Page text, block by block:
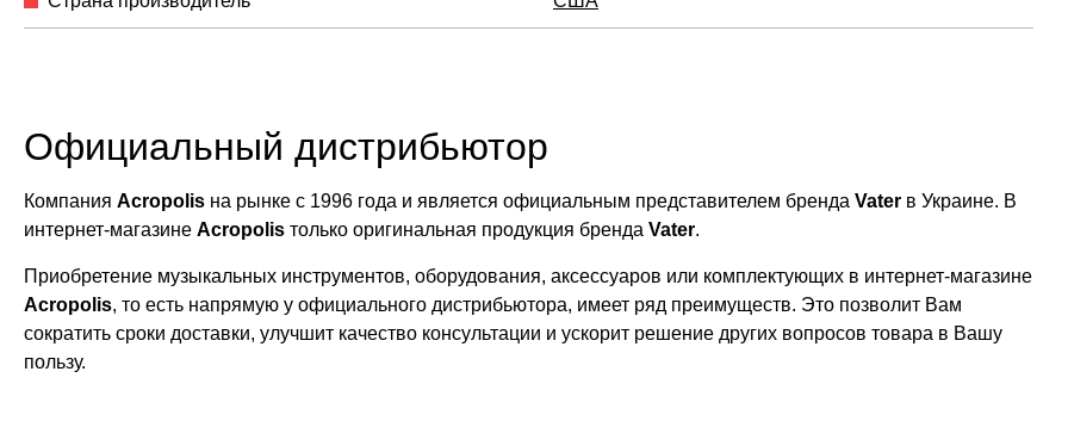
Официальный дистрибьютор
Компания Acropolis на рынке с 1996 года и является официальным представителем бренда Vater в Украине. В
интернет-магазине Acropolis только оригинальная продукция бренда Vater.
Приобретение музыкальных инструментов, оборудования, аксессуаров или комплектующих в интернет-магазине
Acropolis, то есть напрямую у официального дистрибьютора, имеет ряд преимуществ. Это позволит Вам
сократить сроки доставки, улучшит качество консультации и ускорит решение других вопросов товара в Вашу
пользу.